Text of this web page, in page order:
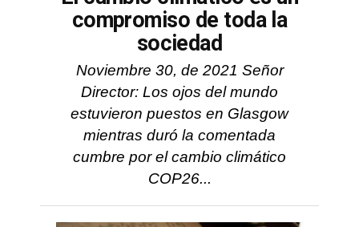
compromiso de toda la
sociedad
Noviembre 30, de 2021 Señor
Director: Los ojos del mundo
estuvieron puestos en Glasgow
mientras duró la comentada
cumbre por el cambio climático
COP26...